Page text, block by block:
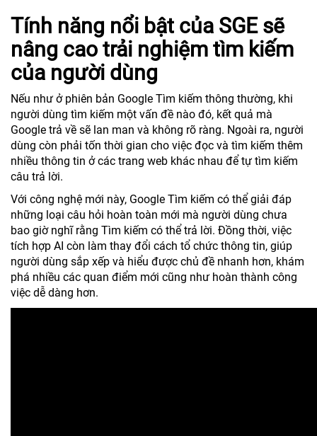
Tính năng nổi bật của SGE sẽ
nâng cao trải nghiệm tìm kiếm
của người dùng
Nếu như ở phiên bản Google Tìm kiếm thông thường, khi
người dùng tìm kiếm một vấn đề nào đó, kết quả mà
Google trả về sẽ lan man và không rõ ràng. Ngoài ra, người
dùng còn phải tốn thời gian cho việc đọc và tìm kiếm thêm
nhiều thông tin ở các trang web khác nhau để tự tìm kiếm
câu trả lời.
Với công nghệ mới này, Google Tìm kiếm có thể giải đáp
những loại câu hỏi hoàn toàn mới mà người dùng chưa
bao giờ nghĩ rằng Tìm kiếm có thể trả lời. Đồng thời, việc
tích hợp AI còn làm thay đổi cách tổ chức thông tin, giúp
người dùng sắp xếp và hiểu được chủ đề nhanh hơn, khám
phá nhiều các quan điểm mới cũng như hoàn thành công
việc dễ dàng hơn.